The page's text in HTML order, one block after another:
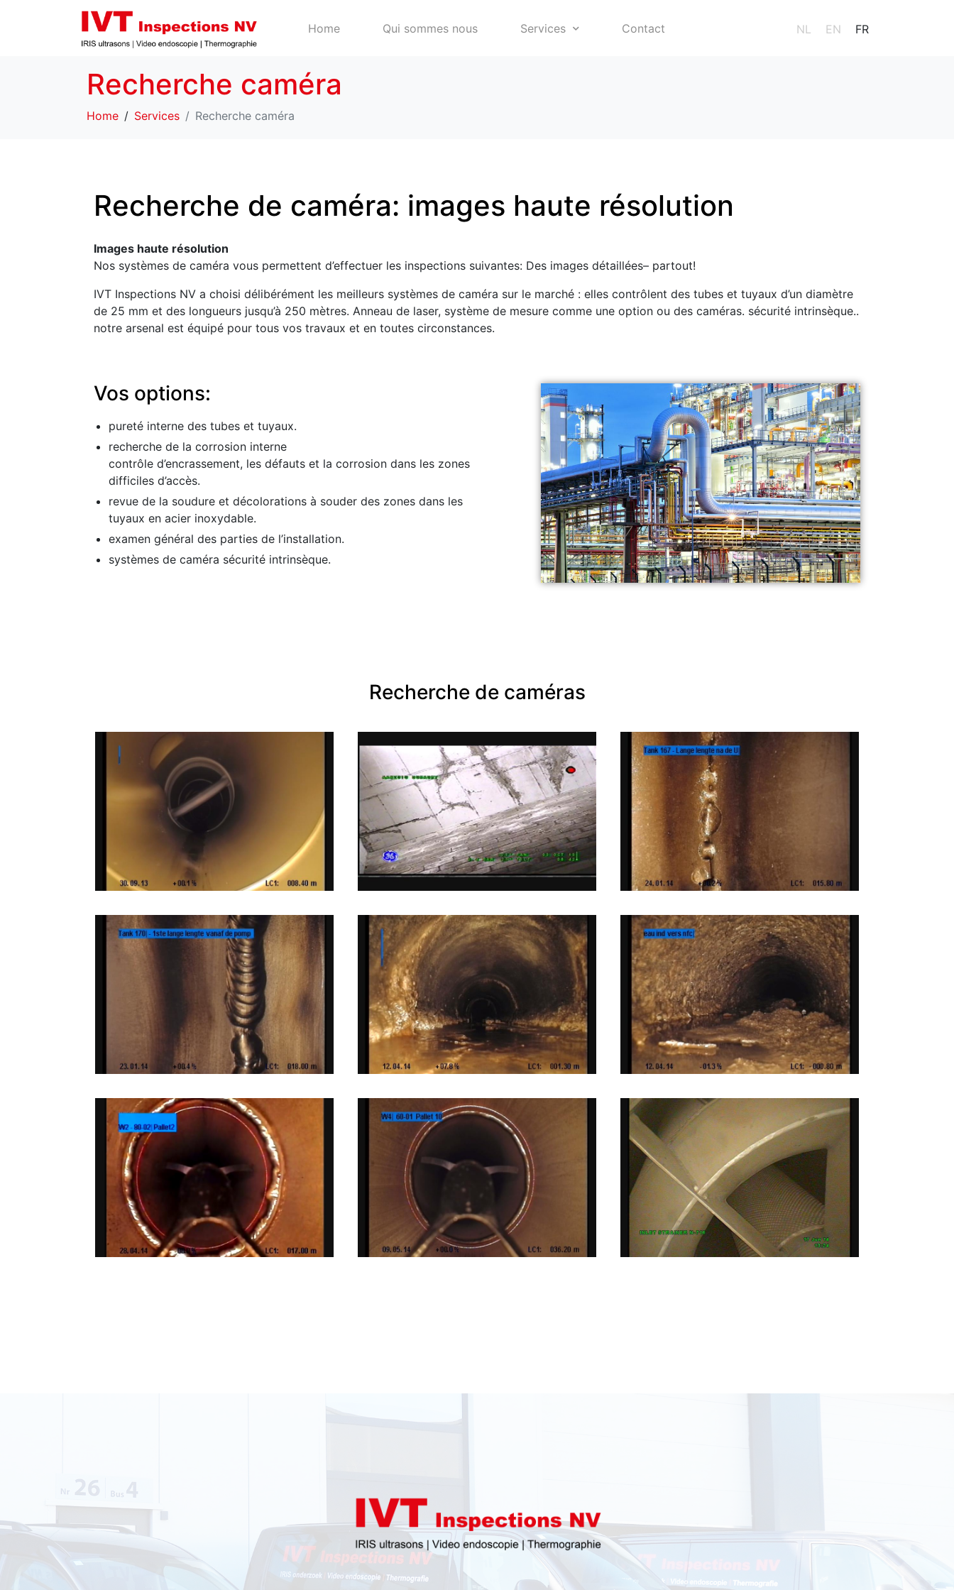
Home Qui sommes nous Services Contact NL EN FR
Recherche caméra
Home Services Recherche caméra
Recherche de caméra: images haute résolution
Images haute résolution
Nos systèmes de caméra vous permettent d’effectuer les inspections suivantes: Des images détaillées– partout!
IVT Inspections NV a choisi délibérément les meilleurs systèmes de caméra sur le marché : elles contrôlent des tubes et tuyaux d’un diamètre
de 25 mm et des longueurs jusqu’à 250 mètres. Anneau de laser, système de mesure comme une option ou des caméras. sécurité intrinsèque..
notre arsenal est équipé pour tous vos travaux et en toutes circonstances.
Vos options:
pureté interne des tubes et tuyaux.
recherche de la corrosion interne
contrôle d’encrassement, les défauts et la corrosion dans les zones
difficiles d’accès.
revue de la soudure et décolorations à souder des zones dans les
tuyaux en acier inoxydable.
examen général des parties de l’installation.
systèmes de caméra sécurité intrinsèque.
Recherche de caméras